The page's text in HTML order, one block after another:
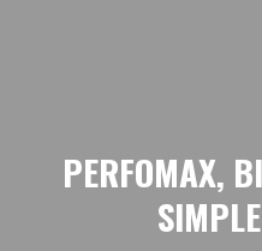
PERFOMAX,